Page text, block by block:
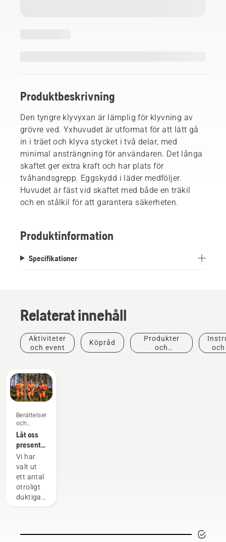
Produktbeskrivning
Den tyngre klyvyxan är lämplig för klyvning av
grövre ved. Yxhuvudet är utformat för att lätt gå
in i träet och klyva stycket i två delar, med
minimal ansträngning för användaren. Det långa
skaftet ger extra kraft och har plats för
tvåhandsgrepp. Eggskydd i läder medföljer.
Huvudet är fäst vid skaftet med både en träkil
och en stålkil för att garantera säkerheten.
Produktinformation
Specifikationer
Relaterat innehåll
Aktiviteter
och event
Köpråd
Produkter
och
Berättelser
och
inspiration
Låt oss
presentera
Husqvarnas
H-Team
– våra
mest
krävande
Vi har
valt ut
ett antal
otroligt
duktiga
bland